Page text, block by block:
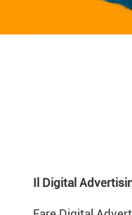
Il Digital